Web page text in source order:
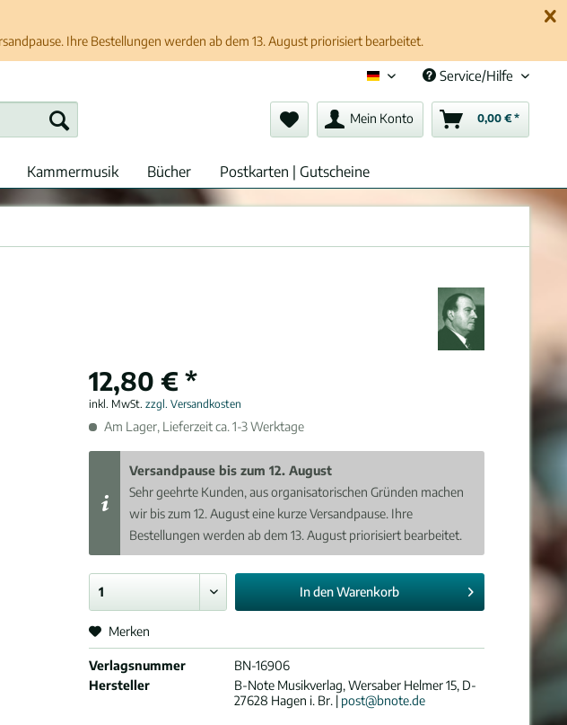
Ihre Bestellungen werden ab dem 13. August priorisiert bearbeitet.
Deutsch (de)
Service/Hilfe
Mein Konto 0,00 € *
Kammermusik Bücher Postkarten | Gutscheine
12,80 € *
inkl. MwSt.zzgl. Versandkosten
Am Lager, Lieferzeit ca. 1-3 Werktage
Versandpause bis zum 12. August
Sehr geehrte Kunden, aus organisatorischen Gründen machen
wir bis zum 12. August eine kurze Versandpause. Ihre
Bestellungen werden ab dem 13. August priorisiert bearbeitet.
In denWarenkorb
Merken
Verlagsnummer
BN-16906
Hersteller
B-Note Musikverlag, Wersaber Helmer 15, D-
27628 Hagen i. Br. | post@bnote.de